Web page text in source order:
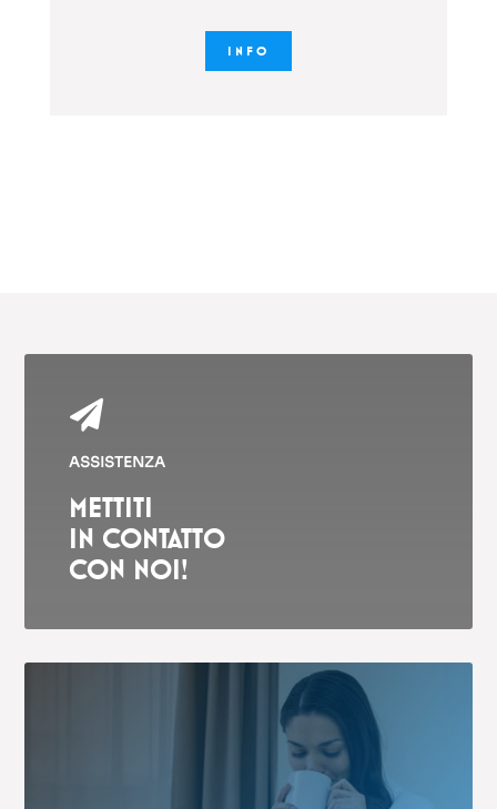
INFO

ASSISTENZA
METTITI
IN CONTATTO
CON NOI!